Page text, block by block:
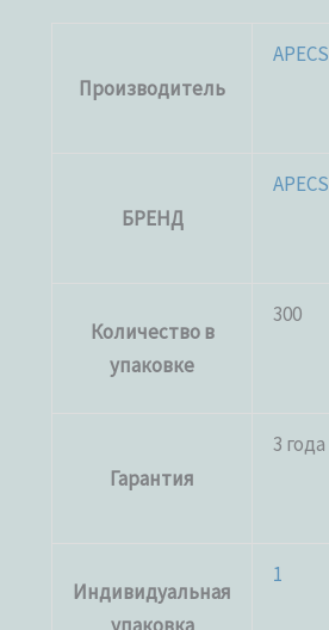
Производитель
APECS
БРЕНД
APECS
Количество в
упаковке
300
Гарантия
3 года
Индивидуальная
1